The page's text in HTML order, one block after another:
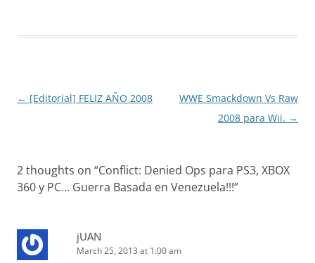
Post
← [Editorial] FELIZ AÑO 2008
WWE Smackdown Vs Raw
2008 para Wii. →
2 thoughts on “Conflict: Denied Ops para PS3, XBOX
360 y PC… Guerra Basada en Venezuela!!!”
jUAN
March 25, 2013 at 1:00 am